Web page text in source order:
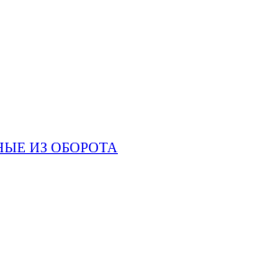
ИЗ ОБОРОТА